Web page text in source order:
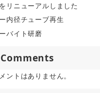
リニューアルしました
内径チューブ再生
バイト研磨
ントはありません。